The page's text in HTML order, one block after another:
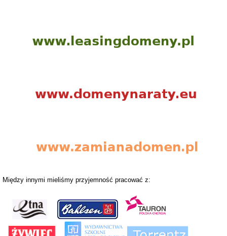
Między innymi mieliśmy przyjemność pracować z: